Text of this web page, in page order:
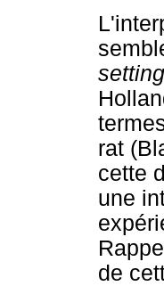
setting
rat
cette
une
de